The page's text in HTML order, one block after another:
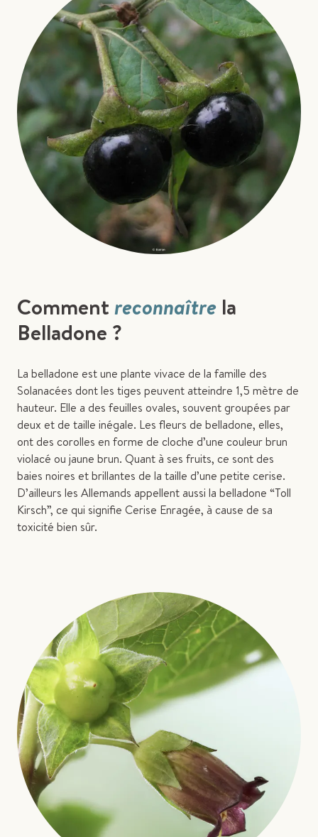
Commentreconnaître la
Belladone ?
La belladone est une plante vivace de la famille des
Solanacées dont les tiges peuvent atteindre 1,5 mètre de
hauteur. Elle a des feuilles ovales, souvent groupées par
deux et de taille inégale. Les fleurs de belladone, elles,
ont des corolles en forme de cloche d’une couleur brun
violacé ou jaune brun. Quant à ses fruits, ce sont des
baies noires et brillantes de la taille d’une petite cerise.
D’ailleurs les Allemands appellent aussi la belladone “Toll
Kirsch”, ce qui signifie Cerise Enragée, à cause de sa
toxicité bien sûr.